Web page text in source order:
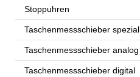
Stoppuhren
Taschenmessschieber spezial
Taschenmessschieber analog
Taschenmessschieber digital